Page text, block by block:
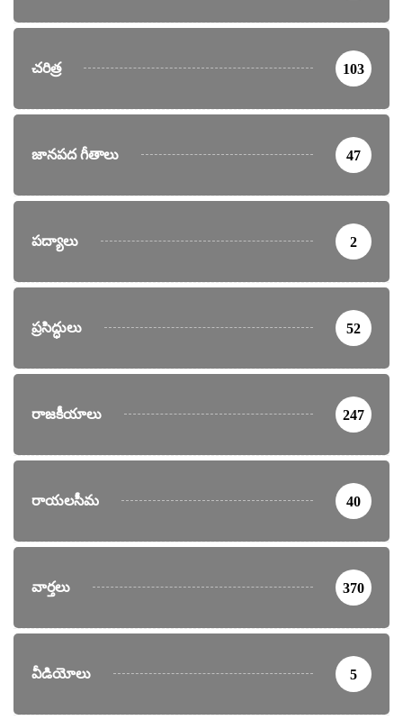
చరిత్ర 103
జానపద గీతాలు 47
పద్యాలు 2
ప్రసిద్ధులు 52
రాజకీయాలు 247
రాయలసీమ 40
వార్తలు 370
వీడియోలు 5